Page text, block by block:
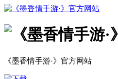
《墨香情手游·》官方网站